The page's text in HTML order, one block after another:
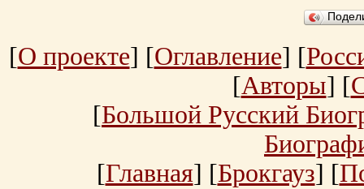
[О проекте] [Оглавление] [
[Авторы] [
[Большой Русский
[Главная] [Брокгауз] [